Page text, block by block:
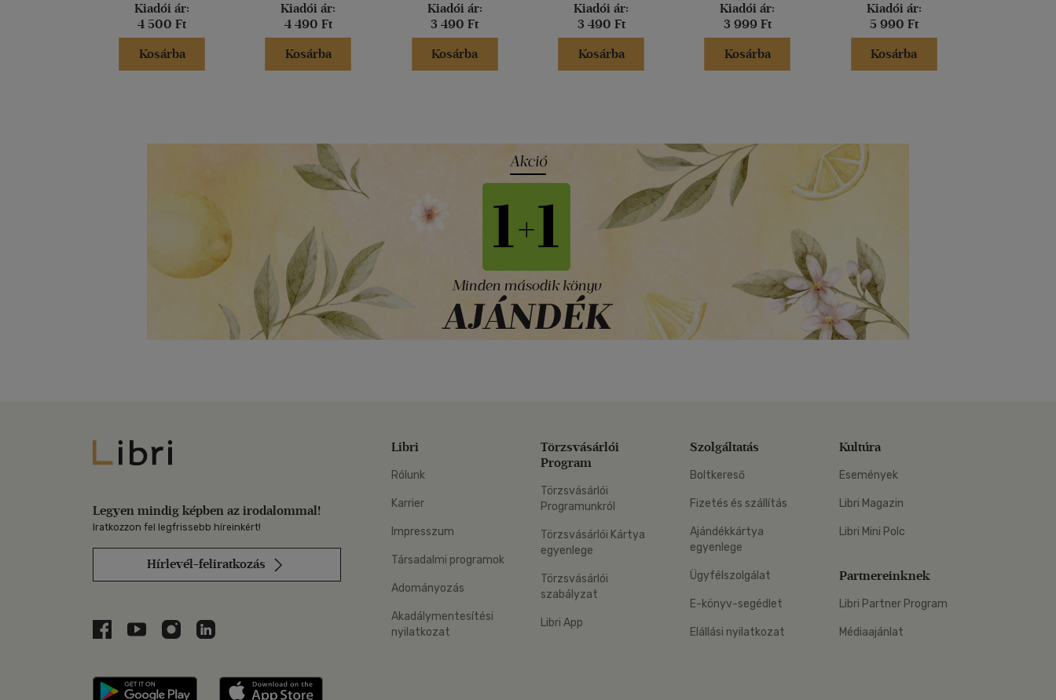
Kiadói ár:
4 500 Ft
Kosárba
Kiadói ár:
4 490 Ft
Kosárba
Kiadói ár:
3 490 Ft
Kosárba
Kiadói ár:
3 490 Ft
Kosárba
Kiadói ár:
3 999 Ft
Kosárba
Kiadói ár:
5 990 Ft
Kosárba
Libri
Legyen mindig képben az irodalommal!
Iratkozzon fel legfrissebb híreinkért!
Hírlevél-feliratkozás
Libri a Facebookon
Libri a Youtube-on
Libri az Instagramon
Libri a LinkedInen
Libri applikáció Szerezd meg: Google Play
Libri
Rólunk
Karrier
Impresszum
Társadalmi programok
Adományozás
Akadálymentesítési
nyilatkozat
Törzsvásárlói
Program
Törzsvásárlói
Programunkról
Törzsvásárlói Kártya
egyenlege
Törzsvásárlói
szabályzat
Libri App
Szolgáltatás
Boltkereső
Fizetés és szállítás
Ajándékkártya
egyenlege
Ügyfélszolgálat
E-könyv-segédlet
Elállási nyilatkozat
Kultúra
Események
Libri Magazin
Libri Mini Polc
Partnereinknek
Libri Partner Program
Médiaajánlat